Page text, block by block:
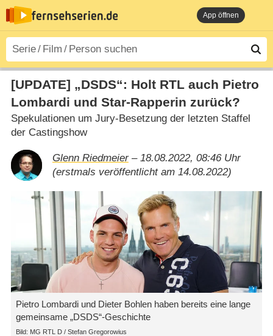
App öffnen
[UPDATE] „DSDS“: Holt RTL auch Pietro
Lombardi und Star-Rapperin zurück?
Spekulationen um Jury-Besetzung der letzten Staffel
der Castingshow
Glenn Riedmeier– 18.08.2022, 08:46 Uhr
(erstmals veröffentlicht am 14.08.2022)
Pietro Lombardi und Dieter Bohlen haben bereits eine lange
gemeinsame „DSDS“-Geschichte
Bild: MG RTL D / Stefan Gregorowius